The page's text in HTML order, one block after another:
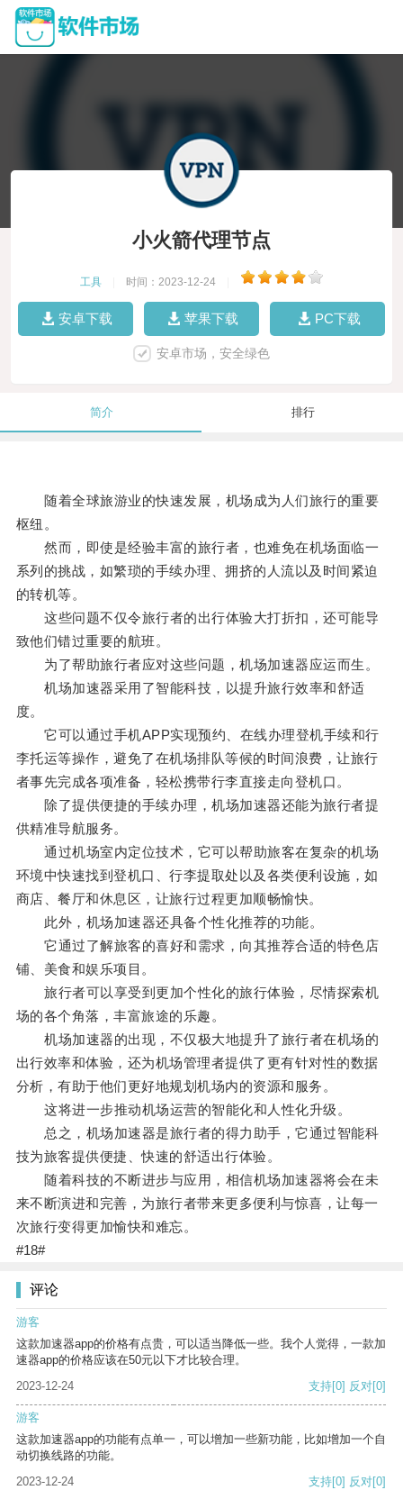
小火箭代理节点
工具 时间：2023-12-24
安卓下载 苹果下载 PC下载
安卓市场，安全绿色
简介 排行
随着全球旅游业的快速发展，机场成为人们旅行的重要
枢纽。
然而，即使是经验丰富的旅行者，也难免在机场面临一
系列的挑战，如繁琐的手续办理、拥挤的人流以及时间紧迫
的转机等。
这些问题不仅令旅行者的出行体验大打折扣，还可能导
致他们错过重要的航班。
为了帮助旅行者应对这些问题，机场加速器应运而生。
机场加速器采用了智能科技，以提升旅行效率和舒适
度。
它可以通过手机APP实现预约、在线办理登机手续和行
李托运等操作，避免了在机场排队等候的时间浪费，让旅行
者事先完成各项准备，轻松携带行李直接走向登机口。
除了提供便捷的手续办理，机场加速器还能为旅行者提
供精准导航服务。
通过机场室内定位技术，它可以帮助旅客在复杂的机场
环境中快速找到登机口、行李提取处以及各类便利设施，如
商店、餐厅和休息区，让旅行过程更加顺畅愉快。
此外，机场加速器还具备个性化推荐的功能。
它通过了解旅客的喜好和需求，向其推荐合适的特色店
铺、美食和娱乐项目。
旅行者可以享受到更加个性化的旅行体验，尽情探索机
场的各个角落，丰富旅途的乐趣。
机场加速器的出现，不仅极大地提升了旅行者在机场的
出行效率和体验，还为机场管理者提供了更有针对性的数据
分析，有助于他们更好地规划机场内的资源和服务。
这将进一步推动机场运营的智能化和人性化升级。
总之，机场加速器是旅行者的得力助手，它通过智能科
技为旅客提供便捷、快速的舒适出行体验。
随着科技的不断进步与应用，相信机场加速器将会在未
来不断演进和完善，为旅行者带来更多便利与惊喜，让每一
次旅行变得更加愉快和难忘。
#18#
评论
游客
这款加速器app的价格有点贵，可以适当降低一些。我个人觉得，一款加
速器app的价格应该在50元以下才比较合理。
2023-12-24
支持[0] 反对[0]
游客
这款加速器app的功能有点单一，可以增加一些新功能，比如增加一个自
动切换线路的功能。
2023-12-24
支持[0] 反对[0]